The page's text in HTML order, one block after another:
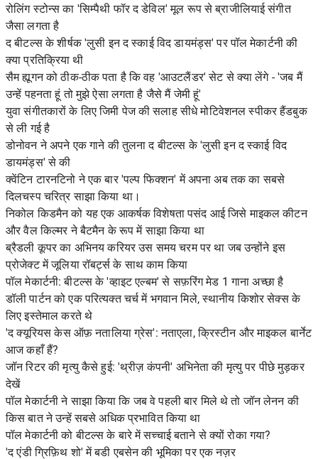
रोलिंग स्टोन्स का 'सिम्पैथी फॉर द डेविल' मूल रूप से ब्राजीलियाई संगीत
जैसा लगता है
द बीटल्स के शीर्षक 'लुसी इन द स्काई विद डायमंड्स' पर पॉल मेकार्टनी की
क्या प्रतिक्रिया थी
सैम ह्यूगन को ठीक-ठीक पता है कि वह 'आउटलैंडर' सेट से क्या लेंगे - 'जब मैं
उन्हें पहनता हूं तो मुझे ऐसा लगता है जैसे मैं जेमी हूं'
युवा संगीतकारों के लिए जिमी पेज की सलाह सीधे मोटिवेशनल स्पीकर हैंडबुक
से ली गई है
डोनोवन ने अपने एक गाने की तुलना द बीटल्स के 'लुसी इन द स्काई विद
डायमंड्स' से की
क्वेंटिन टारनटिनो ने एक बार 'पल्प फिक्शन' में अपना अब तक का सबसे
दिलचस्प चरित्र साझा किया था।
निकोल किडमैन को यह एक आकर्षक विशेषता पसंद आई जिसे माइकल कीटन
और वैल किल्मर ने बैटमैन के रूप में साझा किया था
ब्रैडली कूपर का अभिनय करियर उस समय चरम पर था जब उन्होंने इस
प्रोजेक्ट में जूलिया रॉबर्ट्स के साथ काम किया
पॉल मेकार्टनी: बीटल्स के 'व्हाइट एल्बम' से सफ़रिंग मेड 1 गाना अच्छा है
डॉली पार्टन को एक परित्यक्त चर्च में भगवान मिले, स्थानीय किशोर सेक्स के
लिए इस्तेमाल करते थे
'द क्यूरियस केस ऑफ़ नतालिया ग्रेस': नताएला, क्रिस्टीन और माइकल बार्नेट
आज कहाँ हैं?
जॉन रिटर की मृत्यु कैसे हुई: 'थ्रीज़ कंपनी' अभिनेता की मृत्यु पर पीछे मुड़कर
देखें
पॉल मेकार्टनी ने साझा किया कि जब वे पहली बार मिले थे तो जॉन लेनन की
किस बात ने उन्हें सबसे अधिक प्रभावित किया था
पॉल मेकार्टनी को बीटल्स के बारे में सच्चाई बताने से क्यों रोका गया?
'द एंडी ग्रिफ़िथ शो' में बडी एबसेन की भूमिका पर एक नज़र